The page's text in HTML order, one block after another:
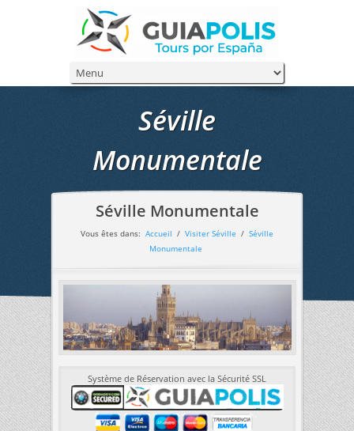
Séville
Monumentale
Séville Monumentale
Vous êtes dans: Accueil / Visiter Séville / Séville
Monumentale
Système de Réservation avec la Sécurité SSL